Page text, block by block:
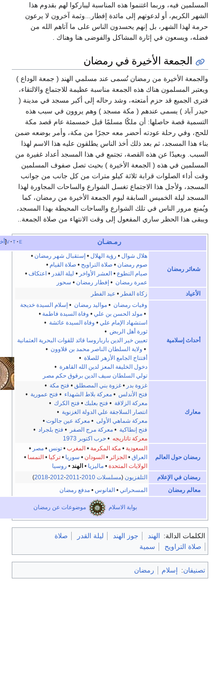
فيه، وربما اغتنموا هذه المناسبة ليباركوا لهم بقدوم هذا
أو لدعوتهم إلى مائدة إفطار...وثمة آخرون لا يرعون
الشهر، بل إنهم يحسدون الناس على ما آتاهم الله من
في إثارة المشاكل والفوضى هنا وهناك .
الأخيرة في رمضان
الأخيرة من رمضان تُسمى عند مسلمي الهند ( جمعة الوداع )
هناك هذه الجمعة مناسبة عظيمة للاجتماع والالتقاء،
قد حزم أمتعته، وشد رحاله إلى أكبر مسجد في مدينة (
) يسمى عندهم ( مكة مسجد ) وهم يروون في سبب هذه
قصة حاصلها: أن ملكًا مسلمًا قبل خمسمئة عام قصد مكة
رحلة عودته أحضر معه حجرًا من مكة، وأمر بوضعه ضمن
المسجد، ثم بعد ذلك أخذ الناس يطلقون عليه هذا الاسم لهذا
عن هذه القصة، تجتمع في هذا المسجد أعداد غفيرة من
في هذه ( الجمعة الأخيرة ) بحيث تصل صفوف المسلمين
الصلوات قرابة ثلاثة كيلو مترات من كل جانب من جوانب
هذا الاجتماع تغسل الشوارع والساحات المجاورة لهذا
الخميس السابقة ليوم الجمعة الأخيرة من رمضان، كما
الناس في تلك الشوارع والساحات المحيطة بهذا المسجد،
الحظر ساري المفعول إلى وقت الانتهاء من صلاة الجمعة..
رؤية الهلال • إستقبال شهر رمضان•
صوم رمضان
صلاة التراويح •صلاة القيام•
صيام التطوع
العشر الأواخر•ليلة القدر •اعتكاف •
•إفطار رمضان•سحور
عيد الفطر
•مواليد رمضان•إسلام السيدة خديجة
مولد الحسن بن علي •وفاة السيدة فاطمة •
استشهاد الإمام علي•وفاة السيدة عائشة•
ثورة أهل الربض•
تعيين خير الدين بارباروسا قائد للقوات البحرية العثمانية
ولاية السلطان الناصر محمد بن قلاوون•
أفتتاح الجامع الأزهر للصلاة•
دخول الخليفة المعز لدين الله القاهرة•
تولي السلطان سيف الدين برقوق حكم مصر
غزوة بني المصطلق•فتح مكة•
معركة بلاط الشهداء•فتح عمورية•
•فتح بعلبك•فتح الكرك•
انتصار السلاجقة علي الدولة الغزنوية •
معركة شماهي الأولى •معركة عين جالوت •
معركة مرج الصفر•فتح بلجراد•
•حرب اكتوبر 1973
العالم
مكة المكرمة • المغرب• تونس •مصر•
العراق•الجزائر•السودان• سوريا•تركيا • النمسا•
الولايات المتحدة•ماليزيا•الهند •روسيا
الإعلام
التلفزيون( مسلسلات 2010 -
2011
-
2012
-
2018
)
المسحراتي الفانوس•مدفع رمضان
موضوعات عن رمضان
الدالة: الهند جوز الهند ليلة القدر
صلاة
سمية
إسلام رمضان